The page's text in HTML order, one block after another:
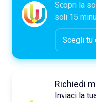
Scopri la
soli 15
Scegli tu
Richiedi
Inviaci la